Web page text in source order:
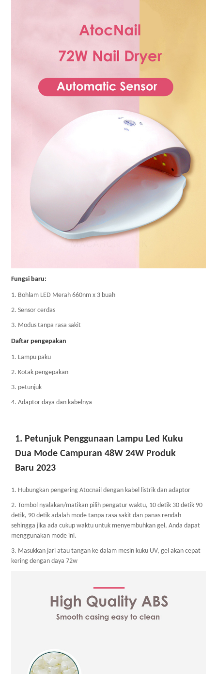
Fungsi baru:
1. Bohlam LED Merah 660nm x 3 buah
2. Sensor cerdas
3. Modus tanpa rasa sakit
Daftar pengepakan
1. Lampu paku
2. Kotak pengepakan
3. petunjuk
4. Adaptor daya dan kabelnya
1. Petunjuk Penggunaan Lampu Led Kuku
Dua Mode Campuran 48W 24W Produk
Baru 2023
1. Hubungkan pengering Atocnail dengan kabel listrik dan adaptor
2. Tombol nyalakan/matikan pilih pengatur waktu, 10 detik 30 detik 90
detik, 90 detik adalah mode tanpa rasa sakit dan panas rendah
sehingga jika ada cukup waktu untuk menyembuhkan gel, Anda dapat
menggunakan mode ini.
3. Masukkan jari atau tangan ke dalam mesin kuku UV, gel akan cepat
kering dengan daya 72w